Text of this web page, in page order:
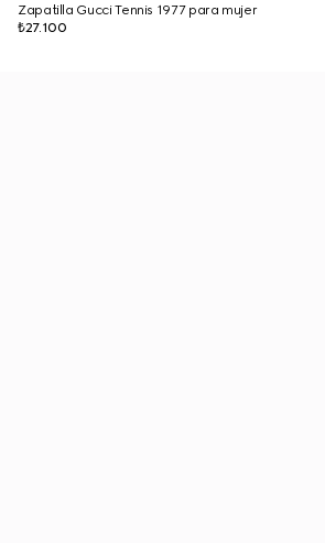
Zapatilla Gucci Tennis 1977 para mujer
₺27.100